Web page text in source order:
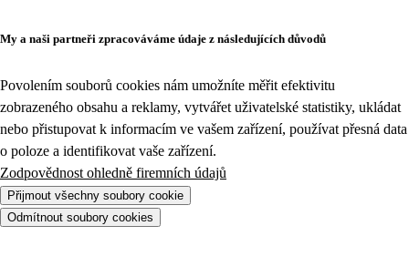
My a naši partneři zpracováváme údaje z následujících důvodů
Povolením souborů cookies nám umožníte měřit efektivitu
zobrazeného obsahu a reklamy, vytvářet uživatelské statistiky, ukládat
nebo přistupovat k informacím ve vašem zařízení, používat přesná data
o poloze a identifikovat vaše zařízení.
Zodpovědnost ohledně firemních údajů
Přijmout všechny soubory cookie
Odmítnout soubory cookies